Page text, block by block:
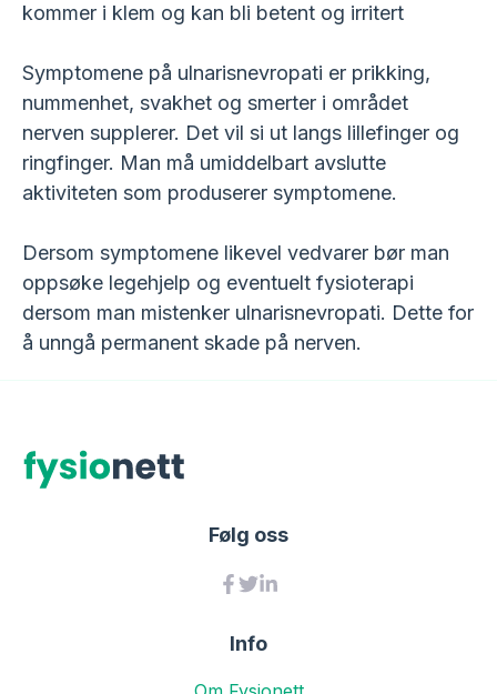
kommer i klem og kan bli betent og irritert
Symptomene på ulnarisnevropati er prikking,
nummenhet, svakhet og smerter i området
nerven supplerer. Det vil si ut langs lillefinger og
ringfinger. Man må umiddelbart avslutte
aktiviteten som produserer symptomene.
Dersom symptomene likevel vedvarer bør man
oppsøke legehjelp og eventuelt fysioterapi
dersom man mistenker ulnarisnevropati. Dette for
å unngå permanent skade på nerven.
Følg oss
Info